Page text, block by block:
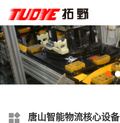
唐山智能物流核心设备